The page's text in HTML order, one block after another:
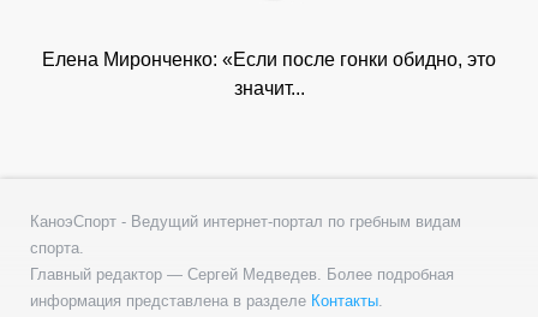
Елена Миронченко: «Если после гонки обидно, это
значит...
КаноэСпорт - Ведущий интернет-портал по гребным видам
спорта.
Главный редактор — Сергей Медведев. Более подробная
информация представлена в разделе Контакты.